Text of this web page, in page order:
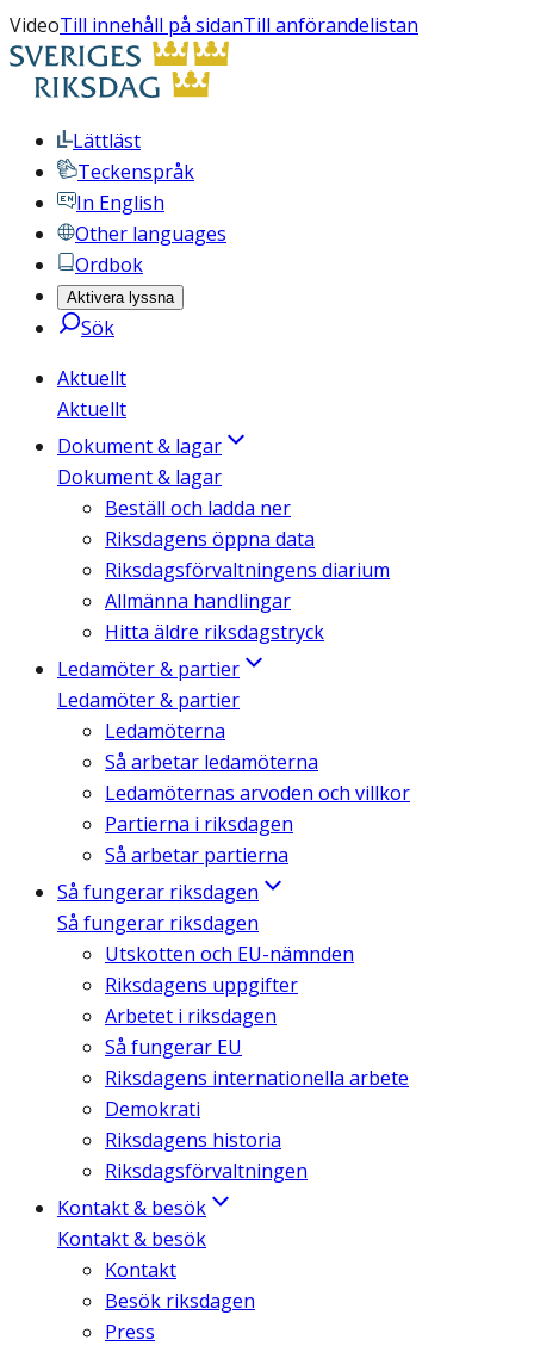
VideoTill innehåll på sidanTill anförandelistan
Lättläst
Teckenspråk
In English
Other languages
Ordbok
Aktivera lyssna
Sök
Aktuellt
Aktuellt
Dokument & lagar
Dokument & lagar
Beställ och ladda ner
Riksdagens öppna data
Riksdagsförvaltningens diarium
Allmänna handlingar
Hitta äldre riksdagstryck
Ledamöter & partier
Ledamöter & partier
Ledamöterna
Så arbetar ledamöterna
Ledamöternas arvoden och villkor
Partierna i riksdagen
Så arbetar partierna
Så fungerar riksdagen
Så fungerar riksdagen
Utskotten och EU-nämnden
Riksdagens uppgifter
Arbetet i riksdagen
Så fungerar EU
Riksdagens internationella arbete
Demokrati
Riksdagens historia
Riksdagsförvaltningen
Kontakt & besök
Kontakt & besök
Kontakt
Besök riksdagen
Press